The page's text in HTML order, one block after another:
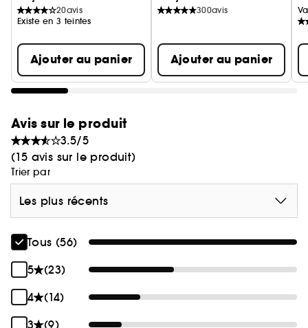
20avis
Existe en 3 teintes
Ajouter au panier
300avis
Ajouter au panier
Avis sur le produit
3.5/5
(15 avis sur le produit)
Trier par
Les plus récents
Tous (56)
5
(23)
4
(14)
3
(9)